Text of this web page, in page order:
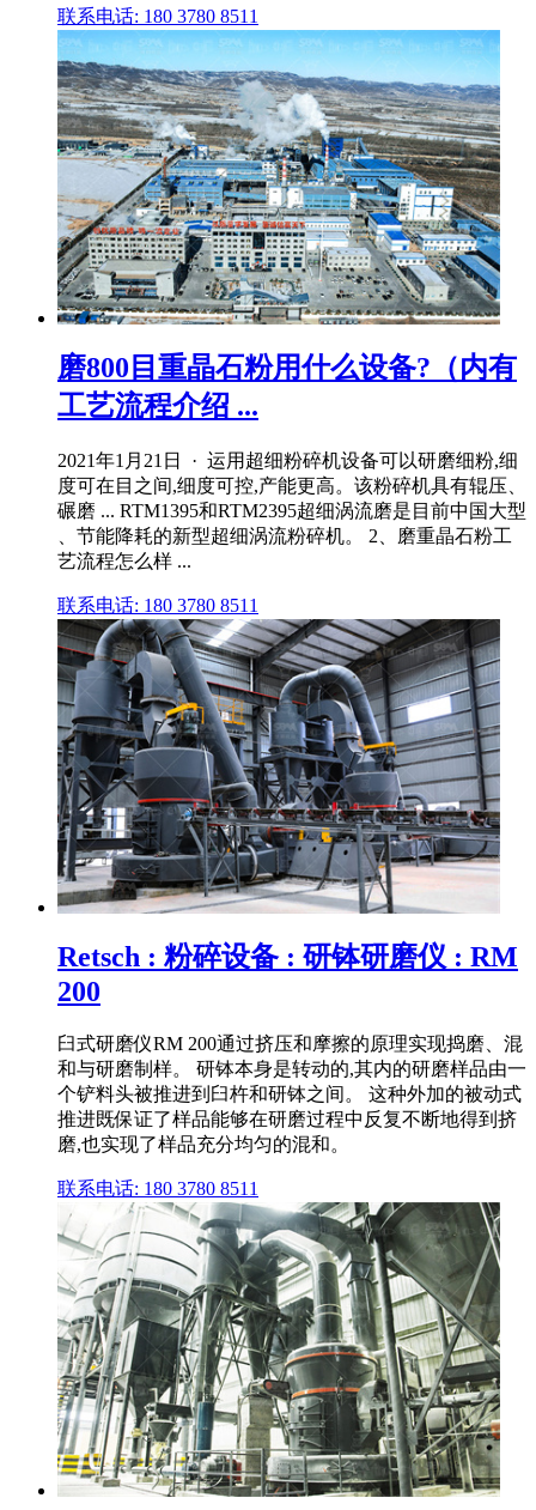
联系电话: 180 3780 8511
磨800目重晶石粉用什么设备?（内有
工艺流程介绍 ...
2021年1月21日 · 运用超细粉碎机设备可以研磨细粉,细
度可在目之间,细度可控,产能更高。该粉碎机具有辊压、
碾磨 ... RTM1395和RTM2395超细涡流磨是目前中国大型
、节能降耗的新型超细涡流粉碎机。 2、磨重晶石粉工
艺流程怎么样 ...
联系电话: 180 3780 8511
Retsch : 粉碎设备 : 研钵研磨仪 : RM
200
臼式研磨仪RM 200通过挤压和摩擦的原理实现捣磨、混
和与研磨制样。 研钵本身是转动的,其内的研磨样品由一
个铲料头被推进到臼杵和研钵之间。 这种外加的被动式
推进既保证了样品能够在研磨过程中反复不断地得到挤
磨,也实现了样品充分均匀的混和。
联系电话: 180 3780 8511